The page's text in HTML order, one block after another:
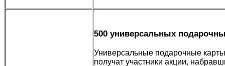
500 универсальных
Универсальные подарочные
получат участники акции,